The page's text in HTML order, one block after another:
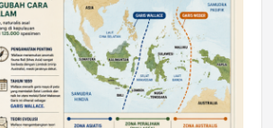
DAERAH
Astra Motor Kalimantan Timur 2 Dukung
Mahasiswa Samarinda dalam Astra
Honda SDGs Future Leaders 2026
Jumat, 10 Jul 2026 19:01